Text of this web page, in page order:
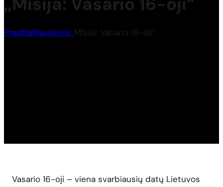
PradžiaNaujienos„Misija: Vasario 16-oji“
Vasario 16-oji – viena svarbiausių datų Lietuvos